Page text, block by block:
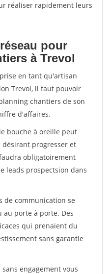
réaliser rapidement leurs
pour
à Trevol
en tant qu'artisan
Trevol, il faut pouvoir
chantiers de son
d'affaires.
bouche à oreille peut
progresser et
obligatoirement
leads prospectsion dans
de communication se
porte à porte. Des
qui prenaient du
sans garantie
engagement vous